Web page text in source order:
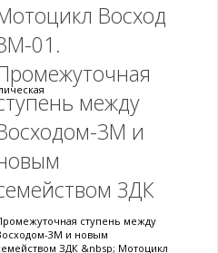
Восход
01.
между
3М и
ЗДК
ступень между
3М и новым
ЗДК &nbsp; Мотоцикл